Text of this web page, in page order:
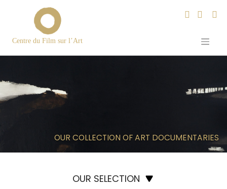
Centre du Film sur l’Art
OUR COLLECTION OF ART DOCUMENTARIES
OUR SELECTION